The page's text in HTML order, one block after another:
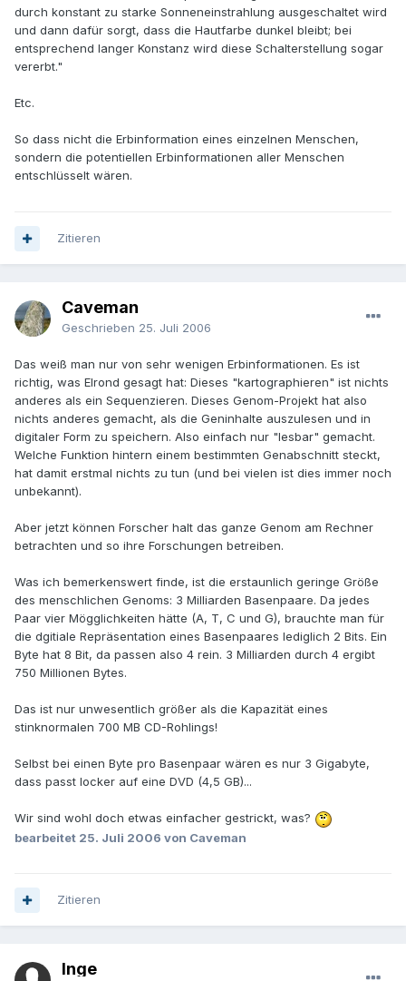
durch konstant zu starke Sonneneinstrahlung ausgeschaltet wird
und dann dafür sorgt, dass die Hautfarbe dunkel bleibt; bei
entsprechend langer Konstanz wird diese Schalterstellung sogar
vererbt."
Etc.
So dass nicht die Erbinformation eines einzelnen Menschen,
sondern die potentiellen Erbinformationen aller Menschen
entschlüsselt wären.
Zitieren
Caveman
Geschrieben 25. Juli 2006
Das weiß man nur von sehr wenigen Erbinformationen. Es ist
richtig, was Elrond gesagt hat: Dieses "kartographieren" ist nichts
anderes als ein Sequenzieren. Dieses Genom-Projekt hat also
nichts anderes gemacht, als die Geninhalte auszulesen und in
digitaler Form zu speichern. Also einfach nur "lesbar" gemacht.
Welche Funktion hintern einem bestimmten Genabschnitt steckt,
hat damit erstmal nichts zu tun (und bei vielen ist dies immer noch
unbekannt).
Aber jetzt können Forscher halt das ganze Genom am Rechner
betrachten und so ihre Forschungen betreiben.
Was ich bemerkenswert finde, ist die erstaunlich geringe Größe
des menschlichen Genoms: 3 Milliarden Basenpaare. Da jedes
Paar vier Mögglichkeiten hätte (A, T, C und G), brauchte man für
die dgitiale Repräsentation eines Basenpaares lediglich 2 Bits. Ein
Byte hat 8 Bit, da passen also 4 rein. 3 Milliarden durch 4 ergibt
750 Millionen Bytes.
Das ist nur unwesentlich größer als die Kapazität eines
stinknormalen 700 MB CD-Rohlings!
Selbst bei einen Byte pro Basenpaar wären es nur 3 Gigabyte,
dass passt locker auf eine DVD (4,5 GB)...
Wir sind wohl doch etwas einfacher gestrickt, was?
bearbeitet 25. Juli 2006 von Caveman
Zitieren
Inge